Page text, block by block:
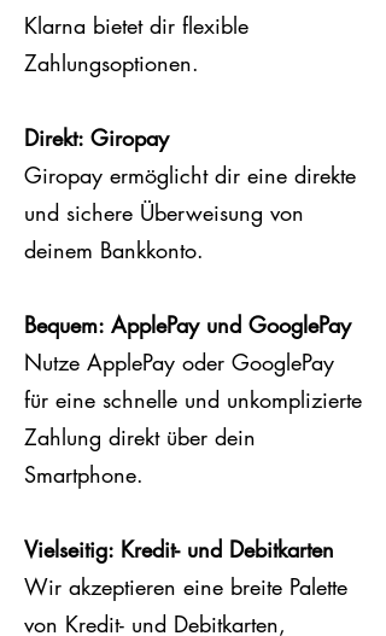
Klarna bietet dir flexible
Zahlungsoptionen.
Direkt: Giropay
Giropay ermöglicht dir eine direkte
und sichere Überweisung von
deinem Bankkonto.
Bequem: ApplePay und GooglePay
Nutze ApplePay oder GooglePay
für eine schnelle und unkomplizierte
Zahlung direkt über dein
Smartphone.
Vielseitig: Kredit- und Debitkarten
Wir akzeptieren eine breite Palette
von Kredit- und Debitkarten,